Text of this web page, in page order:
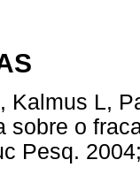
Kalmus L,
sobre o
Pesq.